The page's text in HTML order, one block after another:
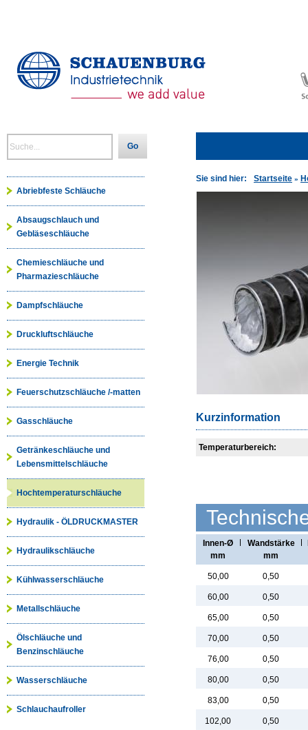
Go
Sie sind hier: Startseite »
Kurzinformation
Temperaturbereich:
Innen-Ø
mm
Wandstärke
mm
50,00 0,50
60,00 0,50
65,00 0,50
70,00 0,50
76,00 0,50
80,00 0,50
83,00 0,50
102,00 0,50
Abriebfeste Schläuche
Absaugschlauch und
Gebläseschläuche
Chemieschläuche und
Pharmazieschläuche
Dampfschläuche
Druckluftschläuche
Energie Technik
Feuerschutzschläuche /-matten
Gasschläuche
Getränkeschläuche und
Lebensmittelschläuche
Hochtemperaturschläuche
Hydraulik - ÖLDRUCKMASTER
Hydraulikschläuche
Kühlwasserschläuche
Metallschläuche
Ölschläuche und
Benzinschläuche
Wasserschläuche
Schlauchaufroller